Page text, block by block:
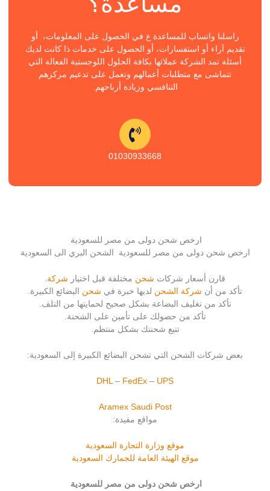
راسلنا واتساب للمساعدة ع في الحصول على المعلومات، أو
تقديم آراء أو استفسارات، أو الحصول على خدمات ذا كانت لديك
أسئلة تمد الشركة عملائها بكافة الحلول اللوجستية الفعالة التي
تتماشى مع متطلبات أعمالهم وتعمل على تدعيم مركزهم
التنافسي وزيادة أرباحهم.
01030933668
ارخص شحن دولى من مصر للسعودية
ارخص شحن دولى من مصر للسعودية الشحن البري الى السعودية
قارن أسعار شركات شحن مختلفة قبل اختيار شركة.
تأكد من أن شركة الشحن لديها خبرة في شحن البضائع الكبيرة.
تأكد من تغليف البضاعة بشكل صحيح لحمايتها من التلف.
تأكد من حصولك على تأمين على الشحنة.
تتبع شحنتك بشكل منتظم.
بعض شركات الشحن التي تشحن البضائع الكبيرة إلى السعودية:
DHL – FedEx – UPS
Aramex Saudi Post
مواقع مفيدة:
موقع وزارة التجارة السعودية
موقع الهيئة العامة للجمارك السعودية
ارخص شحن دولى من مصر للسعودية